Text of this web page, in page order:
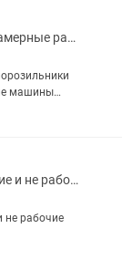
Холодильники двухкамерные разные варианты в хорошем рабочем состоянии
машины
р-н
Холодильники рабочие и не рабочие фото на
не рабочие